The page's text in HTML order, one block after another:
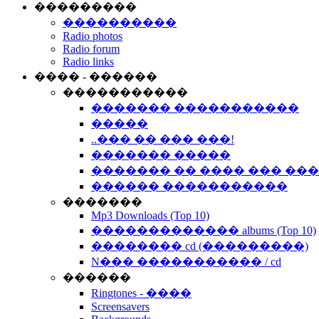
���������
����������
Radio photos
Radio forum
Radio links
���� - ������
�����������
������� �����������
�����
..��� �� ��� ���!
������� �����
������� �� ���� ���
������ �����������
�������
Mp3 Downloads (Top 10)
������������� albums (Top 10)
�������� cd (���������)
N��� ����������� / cd
������
Ringtones - ����
Screensavers